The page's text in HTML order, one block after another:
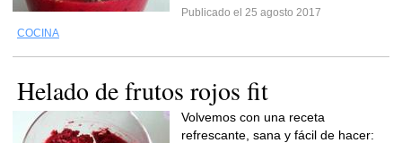
Publicado el 25 agosto 2017
COCINA
Helado de frutos rojos fit
Volvemos con una receta
refrescante, sana y fácil de hacer: